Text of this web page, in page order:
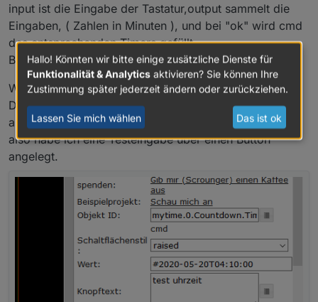
input ist die Eingabe der Tastatur,output sammelt die
Eingaben, ( Zahlen in Minuten ), und bei "ok" wird cmd
des entsprechenden Timers gefüllt.
Bei "clr" wird cmd wieder genullt. Funktioniert !
Was nicht funktioniert :
Die Tastatur soll später auch Eingaben zu Uhrzeiten
annehmen können,
also habe ich eine Testeingabe über einen Button
angelegt.
Hallo! Könnten wir bitte einige zusätzliche Dienste für
Funktionalität & Analytics aktivieren? Sie können Ihre
Zustimmung später jederzeit ändern oder zurückziehen.
Lassen Sie mich wählen Das ist ok